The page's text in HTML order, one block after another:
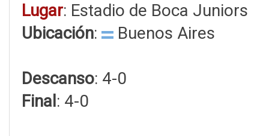
Lugar: Estadio de Boca Juniors
Ubicación: Buenos Aires
Descanso: 4-0
Final : 4-0